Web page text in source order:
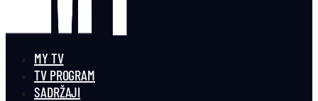
MY TV
TV PROGRAM
SADRŽAJI